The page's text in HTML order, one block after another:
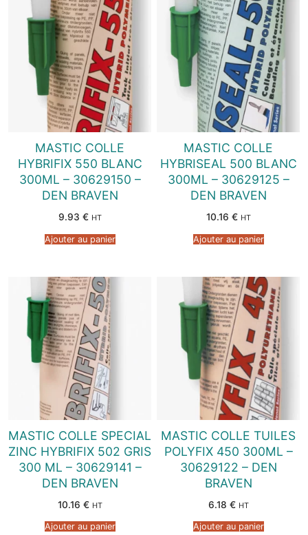
MASTIC COLLE
HYBRIFIX 550 BLANC
300ML – 30629150 –
DEN BRAVEN
9.93 € HT
Ajouter au panier
MASTIC COLLE
HYBRISEAL 500 BLANC
300ML – 30629125 –
DEN BRAVEN
10.16 € HT
Ajouter au panier
MASTIC COLLE SPECIAL
ZINC HYBRIFIX 502 GRIS
300 ML – 30629141 –
DEN BRAVEN
10.16 € HT
Ajouter au panier
MASTIC COLLE TUILES
POLYFIX 450 300ML –
30629122 – DEN
BRAVEN
6.18 € HT
Ajouter au panier